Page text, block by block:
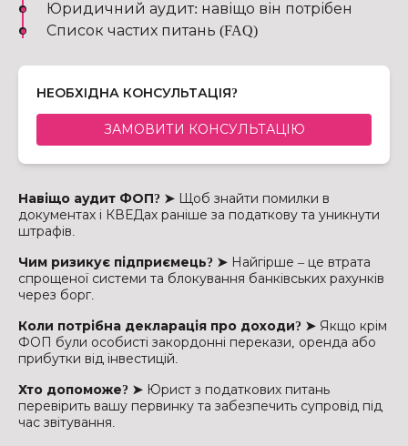
Юридичний аудит: навіщо він потрібен
Список частих питань (FAQ)
НЕОБХІДНА КОНСУЛЬТАЦІЯ?
ЗАМОВИТИ КОНСУЛЬТАЦІЮ
Навіщо аудит ФОП? ➤ Щоб знайти помилки в
документах і КВЕДах раніше за податкову та уникнути
штрафів.
Чим ризикує підприємець? ➤ Найгірше – це втрата
спрощеної системи та блокування банківських рахунків
через борг.
Коли потрібна декларація про доходи? ➤ Якщо крім
ФОП були особисті закордонні перекази, оренда або
прибутки від інвестицій.
Хто допоможе? ➤ Юрист з податкових питань
перевірить вашу первинку та забезпечить супровід під
час звітування.